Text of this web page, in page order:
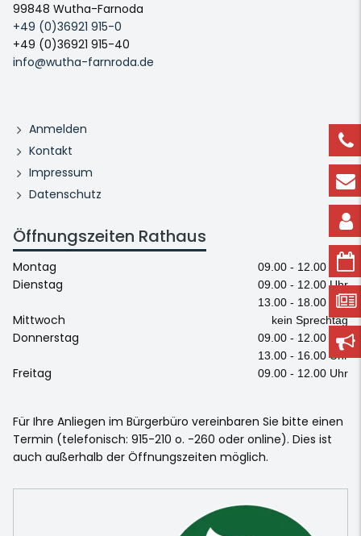
99848 Wutha-Farnoda
+49 (0)36921 915-0
+49 (0)36921 915-40
info@wutha-farnroda.de
Anmelden
Kontakt
Impressum
Datenschutz
Öffnungszeiten Rathaus
Montag 09.00 - 12.00 Uhr
Dienstag
09.00 - 12.00 Uhr
13.00 - 18.00 Uhr
Mittwoch kein Sprechtag
Donnerstag
09.00 - 12.00 Uhr
13.00 - 16.00 Uhr
Freitag 09.00 - 12.00 Uhr
Für Ihre Anliegen im Bürgerbüro vereinbaren Sie bitte einen
Termin (telefonisch: 915-210 o. -260 oder online). Dies ist
auch außerhalb der Öffnungszeiten möglich.